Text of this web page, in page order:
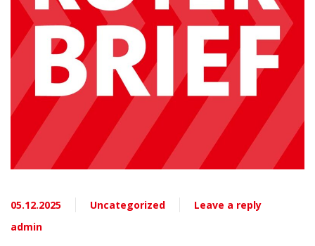
05.12.2025 Uncategorized
Leave a reply
admin